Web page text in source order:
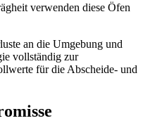
verwenden diese Öfen
an die Umgebung und
vollständig zur
für die Abscheide- und